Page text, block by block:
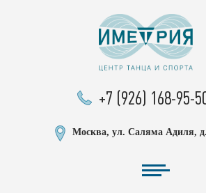
+7 (926) 168-95-
Москва, ул. Саляма Адиля,